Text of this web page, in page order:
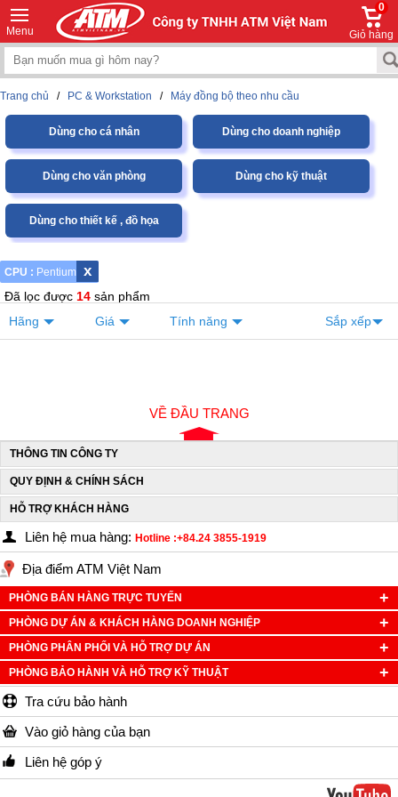
Menu
0
Giỏ hàng
Trang chủ / PC & Workstation / Máy đồng bộ theo nhu cầu
Dùng cho cá nhân Dùng cho doanh nghiệp
Dùng cho văn phòng Dùng cho kỹ thuật
Dùng cho thiết kế , đồ họa
CPU : Pentium x
Đã lọc được 14 sản phẩm
Hãng
Giá Tính năng Sắp xếp
VỀ ĐẦU TRANG
THÔNG TIN CÔNG TY
QUY ĐỊNH & CHÍNH SÁCH
HỖ TRỢ KHÁCH HÀNG
Liên hệ mua hàng: Hotline :+84.24 3855-1919
Địa điểm ATM Việt Nam
PHÒNG BÁN HÀNG TRỰC TUYẾN
PHÒNG DỰ ÁN & KHÁCH HÀNG DOANH NGHIỆP
PHÒNG PHÂN PHỐI VÀ HỖ TRỢ DỰ ÁN
PHÒNG BẢO HÀNH VÀ HỖ TRỢ KỸ THUẬT
Tra cứu bảo hành
Vào giỏ hàng của bạn
Liên hệ góp ý